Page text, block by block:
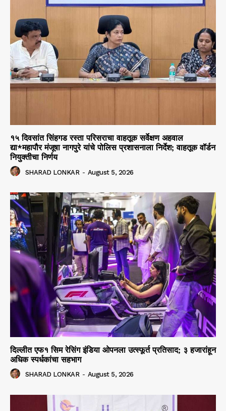
१५ दिवसांत सिंहगड रस्ता परिसराचा वाहतूक सर्वेक्षण अहवाल
द्या*महापौर मंजूषा नागपुरे यांचे पोलिस प्रशासनाला निर्देश; वाहतूक वॉर्डन
नियुक्तीचा निर्णय
SHARAD LONKAR - August 5, 2026
दिल्लीत एफ१ सिम रेसिंग इंडिया ओपनला उत्स्फूर्त प्रतिसाद; ३ हजारांहून
अधिक स्पर्धकांचा सहभाग
SHARAD LONKAR - August 5, 2026